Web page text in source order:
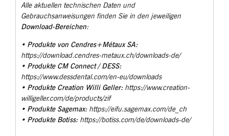
Alle aktuellen technischen Daten und
Gebrauchsanweisungen finden Sie in den jeweiligen
Download-Bereichen:
• Produkte von Cendres+Métaux SA:
https://download.cendres-metaux.ch/downloads-de/
• Produkte CM Connect / DESS:
https://www.dessdental.com/en-eu/downloads
• Produkte Creation Willi Geller: https://www.creation-
willigeller.com/de/products/zif
• Produkte Sagemax: https://eifu.sagemax.com/de_ch
• Produkte Botiss: https://botiss.com/de/downloads-de/